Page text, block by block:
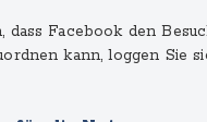
dass Facebook den
kann, loggen Sie